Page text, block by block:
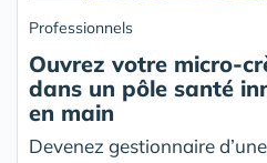
Professionnels
Ouvrez votre micro-
dans un pôle santé
en main
Devenez gestionnaire